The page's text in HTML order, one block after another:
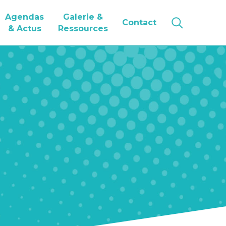
Agendas
& Actus
Galerie &
Ressources
Contact